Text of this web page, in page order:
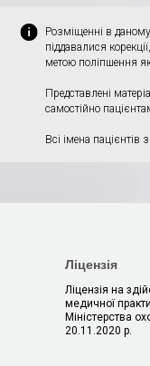
Розміщенні в даному
піддавалися
метою поліпшення
Представлені
самостійно
Всі імена пацієнтів
Ліцензія
Ліцензія на
медичної
Міністерства
20.11.2020 р.